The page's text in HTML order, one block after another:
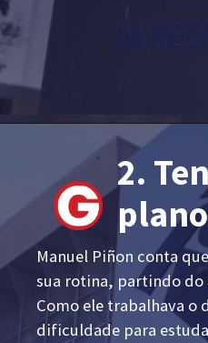
2.
Manuel Piñon conta
sua rotina, partindo
Como ele trabalhava o
dificuldade para